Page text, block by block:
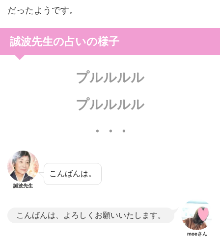
だったようです。
誠波先生の占いの様子
プルルルル
プルルルル
・・・
誠波先生
こんばんは。
こんばんは、よろしくお願いいたします。
moeさん